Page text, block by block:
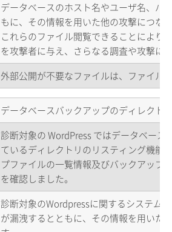
データベースのホスト名やユーザ名、パ
もに、その情報を用いた他の攻撃につな
これらのファイル閲覧できることにより
を攻撃者に与え、さらなる調査や攻撃に
外部公開が不要なファイルは、ファイル
データベースバックアップのディレクト
診断対象の WordPress ではデータベー
ているディレクトリのリスティング機能
プファイルの一覧情報及びバックアップ
を確認しました。
診断対象のWordpressに関するシステム
が漏洩するとともに、その情報を用いた